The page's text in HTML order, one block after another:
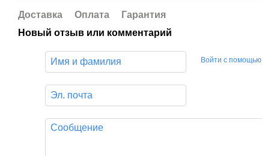
Доставка Оплата
Гарантия
Новый отзыв или комментарий
Войти с помощью